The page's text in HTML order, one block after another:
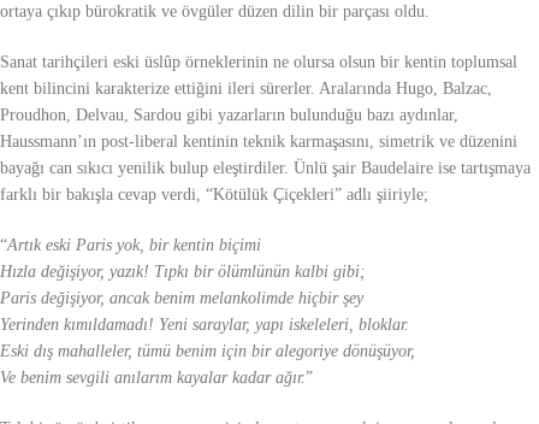
ortaya çıkıp bürokratik ve övgüler düzen dilin bir parçası oldu.
Sanat tarihçileri eski üslûp örneklerinin ne olursa olsun bir kentin toplumsal
kent bilincini karakterize ettiğini ileri sürerler. Aralarında Hugo, Balzac,
Proudhon, Delvau, Sardou gibi yazarların bulunduğu bazı aydınlar,
Haussmann’ın post-liberal kentinin teknik karmaşasını, simetrik ve düzenini
bayağı can sıkıcı yenilik bulup eleştirdiler. Ünlü şair Baudelaire ise tartışmaya
farklı bir bakışla cevap verdi, “Kötülük Çiçekleri” adlı şiiriyle;
“Artık eski Paris yok, bir kentin biçimi
Hızla değişiyor, yazık! Tıpkı bir ölümlünün kalbi gibi;
Paris değişiyor, ancak benim melankolimde hiçbir şey
Yerinden kımıldamadı! Yeni saraylar, yapı iskeleleri, bloklar.
Eski dış mahalleler, tümü benim için bir alegoriye dönüşüyor,
Ve benim sevgili anılarım kayalar kadar ağır.”